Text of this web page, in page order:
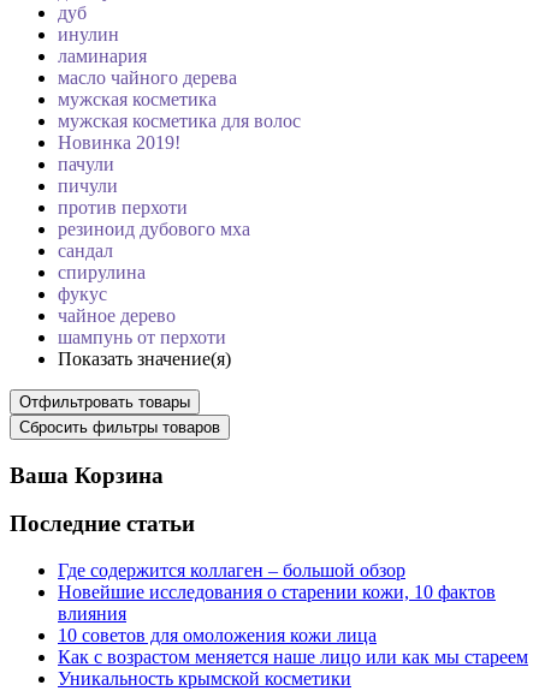
дуб
инулин
ламинария
масло чайного дерева
мужская косметика
мужская косметика для волос
Новинка 2019!
пачули
пичули
против перхоти
резиноид дубового мха
сандал
спирулина
фукус
чайное дерево
шампунь от перхоти
Показать значение(я)
Ваша Корзина
Последние статьи
Где содержится коллаген – большой обзор
Новейшие исследования о старении кожи, 10 фактов
влияния
10 советов для омоложения кожи лица
Как с возрастом меняется наше лицо или как мы стареем
Уникальность крымской косметики